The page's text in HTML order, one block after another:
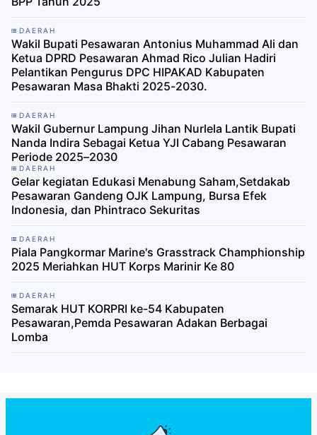
DAERAH
Wakil Bupati Pesawaran Antonius Muhammad Ali dan
Ketua DPRD Pesawaran Ahmad Rico Julian Hadiri
Pelantikan Pengurus DPC HIPAKAD Kabupaten
Pesawaran Masa Bhakti 2025-2030.
DAERAH
Wakil Gubernur Lampung Jihan Nurlela Lantik Bupati
Nanda Indira Sebagai Ketua YJI Cabang Pesawaran
Periode 2025–2030
DAERAH
Gelar kegiatan Edukasi Menabung Saham,Setdakab
Pesawaran Gandeng OJK Lampung, Bursa Efek
Indonesia, dan Phintraco Sekuritas
DAERAH
Piala Pangkormar Marine's Grasstrack Champhionship
2025 Meriahkan HUT Korps Marinir Ke 80
DAERAH
Semarak HUT KORPRI ke-54 Kabupaten
Pesawaran,Pemda Pesawaran Adakan Berbagai
Lomba